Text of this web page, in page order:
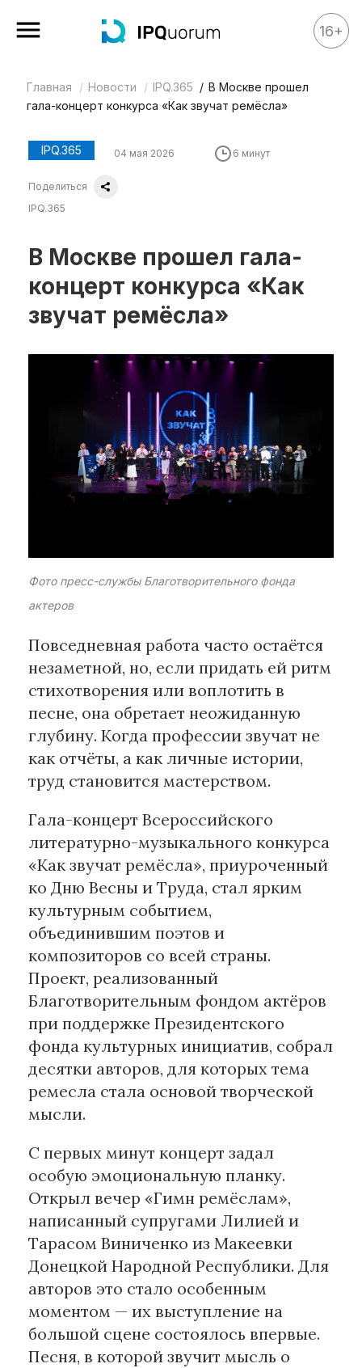
Все материалы
Аналитика
Legal review
События
IP Stories
Квиз
О нас
Интеллектуальная собственность
и креативные индустрии
Кино и театр
Архитектура и урбанистика
Образование
Издательское дело
Музыка
Материалы партнеров
АКИ
Artists / Художники.РФ
n'RIS
Онлайн патент
Цифровой Сарафан
Смотрите нас в соцсетях и мессенджерах
16+
Главная Новости IPQ.365
В Москве прошел
гала-концерт конкурса «Как звучат ремёсла»
IPQ.365 04 мая 2026 6 минут
Поделиться
IPQ.365
В Москве прошел гала-
концерт конкурса «Как
звучат ремёсла»
Фото пресс-службы Благотворительного фонда
актеров
Повседневная работа часто остаётся
незаметной, но, если придать ей ритм
стихотворения или воплотить в
песне, она обретает неожиданную
глубину. Когда профессии звучат не
как отчёты, а как личные истории,
труд становится мастерством.
Гала-концерт Всероссийского
литературно-музыкального конкурса
«Как звучат ремёсла», приуроченный
ко Дню Весны и Труда, стал ярким
культурным событием,
объединившим поэтов и
композиторов со всей страны.
Проект, реализованный
Благотворительным фондом актёров
при поддержке Президентского
фонда культурных инициатив, собрал
десятки авторов, для которых тема
ремесла стала основой творческой
мысли.
С первых минут концерт задал
особую эмоциональную планку.
Открыл вечер «Гимн ремёслам»,
написанный супругами Лилией и
Тарасом Виниченко из Макеевки
Донецкой Народной Республики. Для
авторов это стало особенным
моментом — их выступление на
большой сцене состоялось впервые.
Песня, в которой звучит мысль о